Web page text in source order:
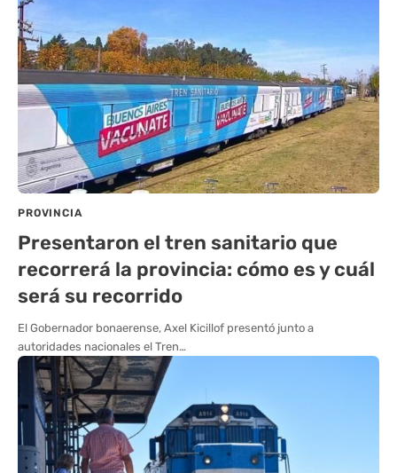
PROVINCIA
Presentaron el tren sanitario que
recorrerá la provincia: cómo es y cuál
será su recorrido
El Gobernador bonaerense, Axel Kicillof presentó junto a
autoridades nacionales el Tren…